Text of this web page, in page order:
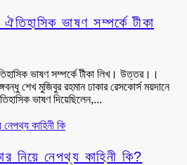
ভাষণ সম্পর্কে টীকা
ভাষণ সম্পর্কে টীকা লিখ। উত্তর।।
শেখ মুজিবুর রহমান ঢাকার রেসকোর্স ময়দানে
ভাষণ দিয়েছিলেন,...
নিয়ে নেপথ্য কাহিনী কি?